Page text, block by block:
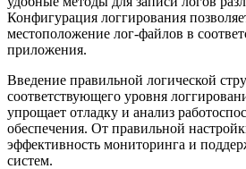
Конфигурация логгирования
местоположение лог-файлов в
приложения.
Введение правильной логической
соответствующего уровня
упрощает отладку и анализ
обеспечения. От правильной
эффективность мониторинга и
систем.